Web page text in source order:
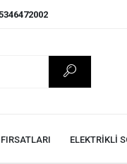
ELEKTRİKLİ